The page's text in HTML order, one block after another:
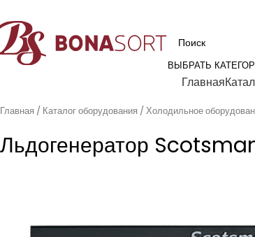
ВЫБРАТЬ
Главная
Главная Каталог оборудования Холодильное
Льдогенератор